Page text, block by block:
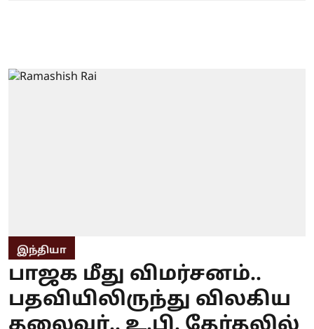
இந்தியா
பாஜக மீது விமர்சனம்..
பதவியிலிருந்து விலகிய